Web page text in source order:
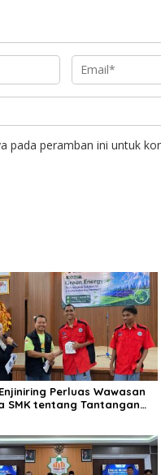
pada peramban ini untuk
Perluas Wawasan
Tantangan